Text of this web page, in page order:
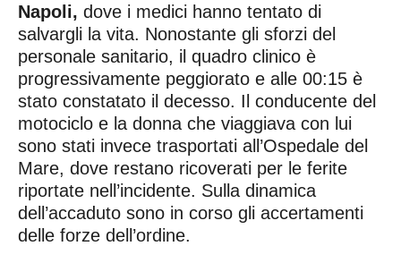
Napoli, dove i medici hanno tentato di
salvargli la vita. Nonostante gli sforzi del
personale sanitario, il quadro clinico è
progressivamente peggiorato e alle 00:15 è
stato constatato il decesso. Il conducente del
motociclo e la donna che viaggiava con lui
sono stati invece trasportati all’Ospedale del
Mare, dove restano ricoverati per le ferite
riportate nell’incidente. Sulla dinamica
dell’accaduto sono in corso gli accertamenti
delle forze dell’ordine.